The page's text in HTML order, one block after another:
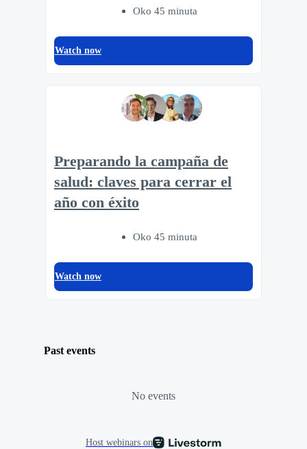
Oko 45 minuta
Watch now
Preparando la campaña de
salud: claves para cerrar el
año con éxito
Oko 45 minuta
Watch now
Past events
No events
Host webinars on